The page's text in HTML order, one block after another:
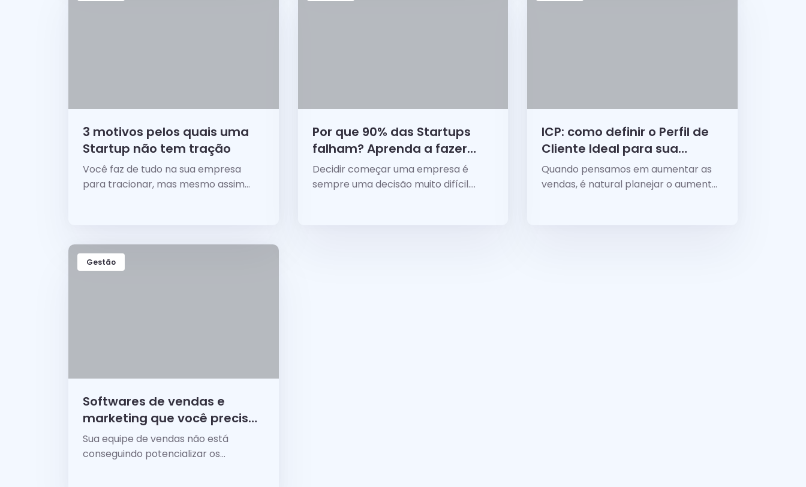
3 motivos pelos quais uma
Startup não tem tração
Você faz de tudo na sua empresa
para tracionar, mas mesmo assim
Por que 90% das Startups
falham? Aprenda a fazer
parte dos 10% que triunfam!
Decidir começar uma empresa é
sempre uma decisão muito difícil.
ICP: como definir o Perfil de
Cliente Ideal para sua
empresa vender mais
Quando pensamos em aumentar as
vendas, é natural planejar o aumento
Gestão
Softwares de vendas e
marketing que você precisa
conhecer
Sua equipe de vendas não está
conseguindo potencializar os